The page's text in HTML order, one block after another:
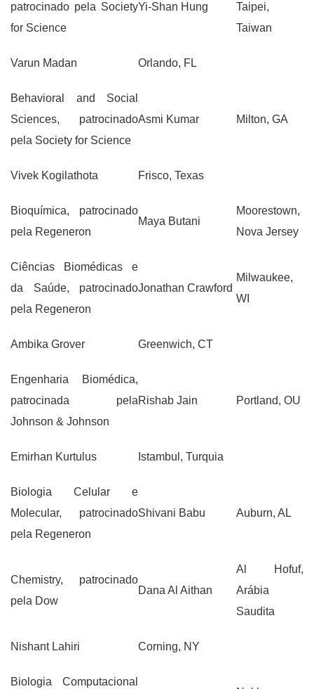
patrocinado pela Society
for Science
Yi-Shan Hung
Taipei,
Taiwan
Varun Madan Orlando, FL
Behavioral and Social
Sciences, patrocinado
pela Society for Science
Asmi Kumar Milton, GA
Vivek Kogilathota Frisco, Texas
Bioquímica, patrocinado
pela Regeneron
Maya Butani
Moorestown,
Nova Jersey
Ciências Biomédicas e
da Saúde, patrocinado
pela Regeneron
Jonathan Crawford
Milwaukee,
WI
Ambika Grover Greenwich, CT
Engenharia Biomédica,
patrocinada pela
Johnson & Johnson
Rishab Jain Portland, OU
Emirhan Kurtulus Istambul, Turquia
Biologia Celular e
Molecular, patrocinado
pela Regeneron
Shivani Babu Auburn, AL
Chemistry, patrocinado
pela Dow
Dana Al Aithan
Al Hofuf,
Arábia
Saudita
Nishant Lahiri Corning, NY
Biologia Computacional